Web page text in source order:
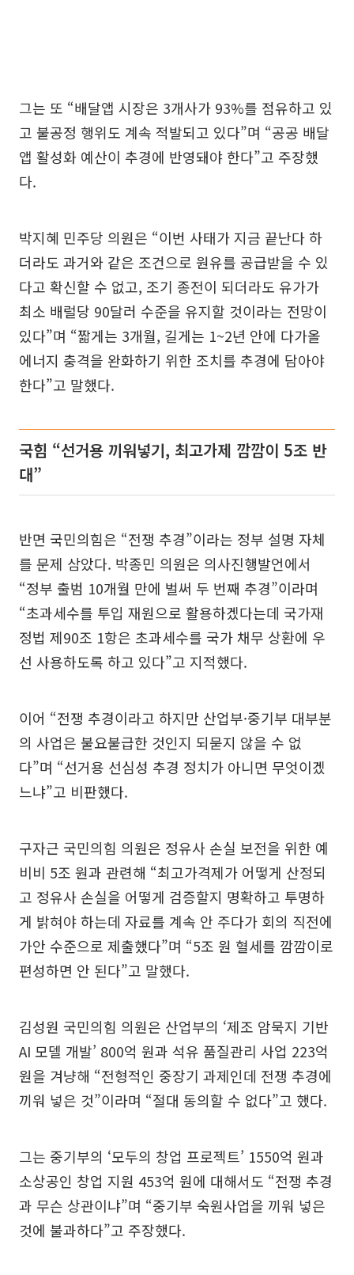
그는 또 “배달앱 시장은 3개사가 93%를 점유하고 있
고 불공정 행위도 계속 적발되고 있다”며 “공공 배달
앱 활성화 예산이 추경에 반영돼야 한다”고 주장했
다.
박지혜 민주당 의원은 “이번 사태가 지금 끝난다 하
더라도 과거와 같은 조건으로 원유를 공급받을 수 있
다고 확신할 수 없고, 조기 종전이 되더라도 유가가
최소 배럴당 90달러 수준을 유지할 것이라는 전망이
있다”며 “짧게는 3개월, 길게는 1~2년 안에 다가올
에너지 충격을 완화하기 위한 조치를 추경에 담아야
한다”고 말했다.
국힘 “선거용 끼워넣기, 최고가제 깜깜이 5조 반
대”
반면 국민의힘은 “전쟁 추경”이라는 정부 설명 자체
를 문제 삼았다. 박종민 의원은 의사진행발언에서
“정부 출범 10개월 만에 벌써 두 번째 추경”이라며
“초과세수를 투입 재원으로 활용하겠다는데 국가재
정법 제90조 1항은 초과세수를 국가 채무 상환에 우
선 사용하도록 하고 있다”고 지적했다.
이어 “전쟁 추경이라고 하지만 산업부·중기부 대부분
의 사업은 불요불급한 것인지 되묻지 않을 수 없
다”며 “선거용 선심성 추경 정치가 아니면 무엇이겠
느냐”고 비판했다.
구자근 국민의힘 의원은 정유사 손실 보전을 위한 예
비비 5조 원과 관련해 “최고가격제가 어떻게 산정되
고 정유사 손실을 어떻게 검증할지 명확하고 투명하
게 밝혀야 하는데 자료를 계속 안 주다가 회의 직전에
가안 수준으로 제출했다”며 “5조 원 혈세를 깜깜이로
편성하면 안 된다”고 말했다.
김성원 국민의힘 의원은 산업부의 ‘제조 암묵지 기반
AI 모델 개발’ 800억 원과 석유 품질관리 사업 223억
원을 겨냥해 “전형적인 중장기 과제인데 전쟁 추경에
끼워 넣은 것”이라며 “절대 동의할 수 없다”고 했다.
그는 중기부의 ‘모두의 창업 프로젝트’ 1550억 원과
소상공인 창업 지원 453억 원에 대해서도 “전쟁 추경
과 무슨 상관이냐”며 “중기부 숙원사업을 끼워 넣은
것에 불과하다”고 주장했다.